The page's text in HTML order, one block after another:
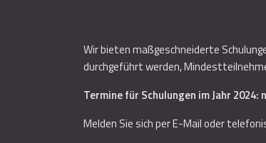
Wir bieten maßgeschneiderte
durchgeführt werden,
Termine für Schulungen im Jahr 2024:
Melden Sie sich per E-Mail oder